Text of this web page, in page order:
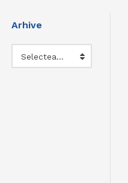
Arhive
Selectează luna